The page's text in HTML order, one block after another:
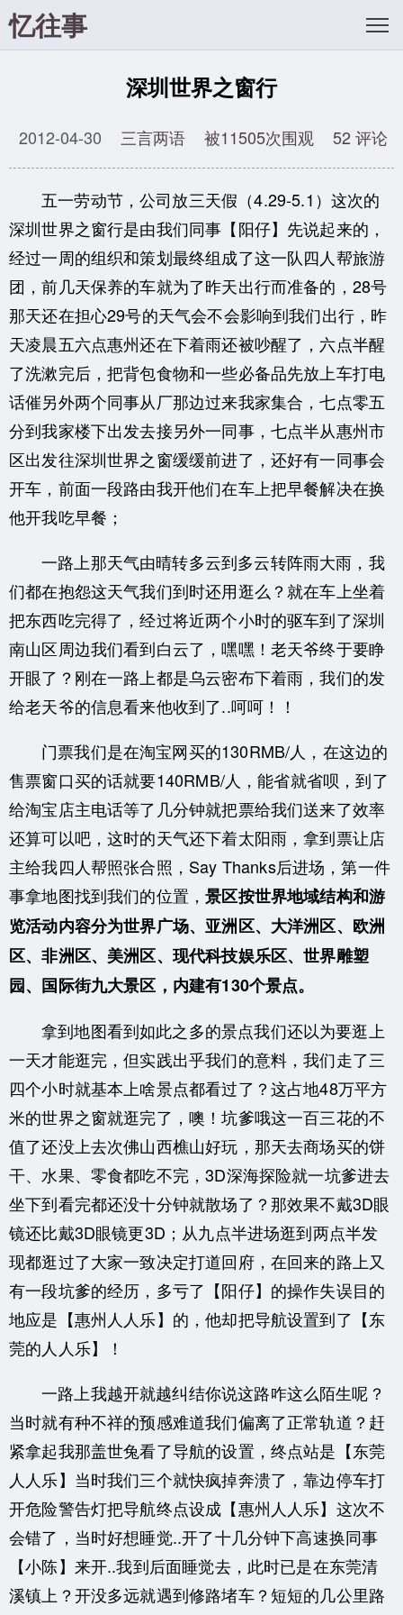
忆往事
深圳世界之窗行
2012-04-30 三言两语 被11505次围观 52 评论
五一劳动节，公司放三天假（4.29-5.1）这次的
深圳世界之窗行是由我们同事【阳仔】先说起来的，
经过一周的组织和策划最终组成了这一队四人帮旅游
团，前几天保养的车就为了昨天出行而准备的， 28号
那天还在担心29号的天气会不会影响到我们出行，昨
天凌晨五六点惠州还在下着雨还被吵醒了， 六点半醒
了洗漱完后，把背包食物和一些必备品先放上车打电
话催另外两个同事从厂那边过来我家集合，七点零五
分到我家楼下出发去接另外一同事，七点半从惠州市
区出发往深圳世界之窗缓缓前进了， 还好有一同事会
开车，前面一段路由我开他们在车上把早餐解决在换
他开我吃早餐；
一路上那天气由晴转多云到多云转阵雨大雨，我
们都在抱怨这天气我们到时还用逛么？就在车上坐着
把东西吃完得了，经过将近两个小时的驱车到了深圳
南山区周边我们看到白云了，嘿嘿！老天爷终于要睁
开眼了？ 刚在一路上都是乌云密布下着雨，我们的发
给老天爷的信息看来他收到了..呵呵！！
门票我们是在淘宝网买的130RMB/人，在这边的
售票窗口买的话就要140RMB/人，能省就省呗，到了
给淘宝店主电话等了几分钟就把票给我们送来了效率
还算可以吧，这时的天气还下着太阳雨，拿到票让店
主给我四人帮照张合照，Say Thanks后进场，第一件
事拿地图找到我们的位置，景区按世界地域结构和游
览活动内容分为世界广场、亚洲区、大洋洲区、欧洲
区、非洲区、 美洲区、现代科技娱乐区、世界雕塑
园、国际街九大景区，内建有130个景点。
拿到地图看到如此之多的景点我们还以为要逛上
一天才能逛完，但实践出乎我们的意料，我们走了三
四个小时就基本上啥景点都看过了？这占地48万平方
米的世界之窗就逛完了，噢！坑爹哦这一百三花的不
值了还没上去次佛山西樵山好玩，那天去商场买的饼
干、水果、零食都吃不完，3D深海探险就一坑爹进去
坐下到看完都还没十分钟就散场了？那效果不戴3D眼
镜还比戴3D眼镜更3D； 从九点半进场逛到两点半发
现都逛过了大家一致决定打道回府，在回来的路上又
有一段坑爹的经历， 多亏了【阳仔】的操作失误目的
地应是【惠州人人乐】的，他却把导航设置到了【东
莞的人人乐】！
一路上我越开就越纠结你说这路咋这么陌生呢？
当时就有种不祥的预感难道我们偏离了正常轨道？ 赶
紧拿起我那盖世兔看了导航的设置，终点站是【东莞
人人乐】当时我们三个就快疯掉奔溃了，靠边停车打
开危险警告灯把导航终点设成【惠州人人乐】这次不
会错了，当时好想睡觉..开了十几分钟下高速换同事
【小陈】来开..我到后面睡觉去，此时已是在东莞清
溪镇上？开没多远就遇到修路堵车？短短的几公里路